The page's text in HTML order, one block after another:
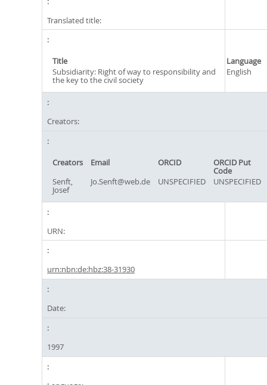
Translated title:
Title
Language
Subsidiarity: Right of way to responsibility and
the key to the civil society
English
Creators:
Creators Email ORCID ORCID Put
Code
Senft,
Josef
Jo.Senft@web.de UNSPECIFIED UNSPECIFIED
URN:
urn:nbn:de:hbz:38-31930
Date:
1997